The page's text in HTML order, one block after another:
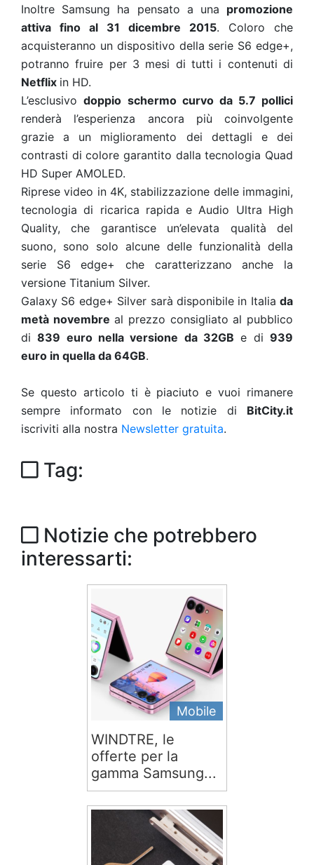
Inoltre Samsung ha pensato a una promozione
attiva fino al 31 dicembre 2015. Coloro che
acquisteranno un dispositivo della serie S6 edge+,
potranno fruire per 3 mesi di tutti i contenuti di
Netflix in HD.
L’esclusivo doppio schermo curvo da 5.7 pollici
renderà l’esperienza ancora più coinvolgente
grazie a un miglioramento dei dettagli e dei
contrasti di colore garantito dalla tecnologia Quad
HD Super AMOLED.
Riprese video in 4K, stabilizzazione delle immagini,
tecnologia di ricarica rapida e Audio Ultra High
Quality, che garantisce un’elevata qualità del
suono, sono solo alcune delle funzionalità della
serie S6 edge+ che caratterizzano anche la
versione Titanium Silver.
Galaxy S6 edge+ Silver sarà disponibile in Italia da
metà novembre al prezzo consigliato al pubblico
di839 euro nella versione da 32GB e di939
euro in quella da 64GB.
Se questo articolo ti è piaciuto e vuoi rimanere
sempre informato con le notizie di BitCity.it
iscriviti alla nostra Newsletter gratuita.
Tag:
Notizie che potrebbero
interessarti:
Mobile
WINDTRE, le
offerte per la
gamma Samsung...